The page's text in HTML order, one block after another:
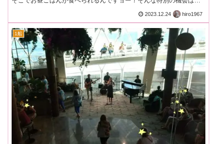
2023.12.24 hiro1967
1船